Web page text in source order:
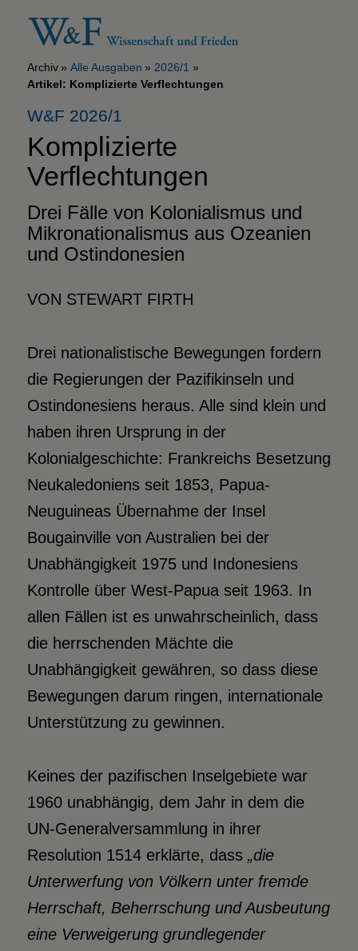
Archiv Alle Ausgaben
2026/1
Artikel: Komplizierte Verflechtungen
W&F 2026/1
Komplizierte
Verflechtungen
Drei Fälle von Kolonialismus und
Mikronationalismus aus Ozeanien
und Ostindonesien
VON STEWART FIRTH
Drei nationalistische Bewegungen fordern
die Regierungen der Pazifikinseln und
Ostindonesiens heraus. Alle sind klein und
haben ihren Ursprung in der
Kolonialgeschichte: Frankreichs Besetzung
Neukaledoniens seit 1853, Papua-
Neuguineas Übernahme der Insel
Bougainville von Australien bei der
Unabhängigkeit 1975 und Indonesiens
Kontrolle über West-Papua seit 1963. In
allen Fällen ist es unwahrscheinlich, dass
die herrschenden Mächte die
Unabhängigkeit gewähren, so dass diese
Bewegungen darum ringen, internationale
Unterstützung zu gewinnen.
Keines der pazifischen Inselgebiete war
1960 unabhängig, dem Jahr in dem die
UN-Generalversammlung in ihrer
Resolution 1514 erklärte, dass „die
Unterwerfung von Völkern unter fremde
Herrschaft, Beherrschung und Ausbeutung
eine Verweigerung grundlegender